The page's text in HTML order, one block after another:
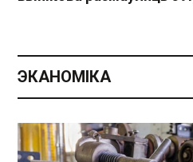
ЭКАНОМІКА